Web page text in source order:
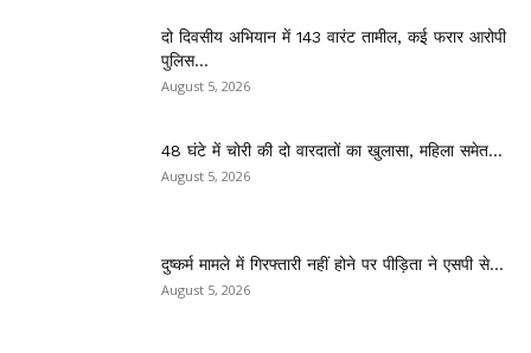
दो दिवसीय अभियान में 143 वारंट तामील, कई फरार आरोपी
पुलिस...
August 5, 2026
48 घंटे में चोरी की दो वारदातों का खुलासा, महिला समेत...
August 5, 2026
दुष्कर्म मामले में गिरफ्तारी नहीं होने पर पीड़िता ने एसपी से...
August 5, 2026